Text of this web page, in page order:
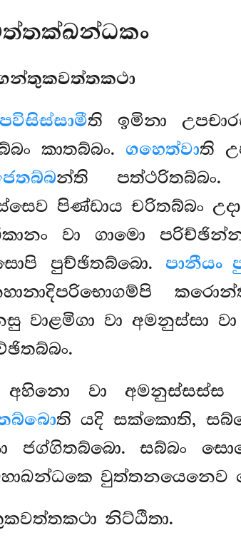
ති ඉමිනා
කාතබ්බං. ගහෙත්වාති
න්ති පත්ථරිතබ්බං.
පිණ්ඩාය චරිතබ්බං
වා ගාමො
පුච්ඡිතබ්බො. පානීයං
වා අමනුස්සා වා
වා අමනුස්සස්ස
ති යදි සක්කොති,
සබ්බං
වුත්තනයෙනෙව
නිට්ඨිතා.